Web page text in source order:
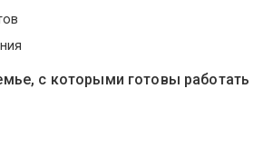
с которыми готовы работать